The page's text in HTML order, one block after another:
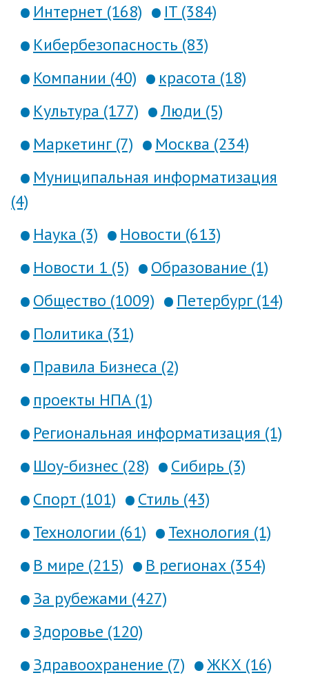
Интернет (168)
IT (384)
Кибербезопасность (83)
Компании (40)
красота (18)
Культура (177)
Люди (5)
Маркетинг (7)
Москва (234)
Муниципальная информатизация
(4)
Наука (3)
Новости (613)
Новости 1 (5)
Образование (1)
Общество (1009)
Петербург (14)
Политика (31)
Правила Бизнеса (2)
проекты НПА (1)
Региональная информатизация (1)
Шоу-бизнес (28)
Сибирь (3)
Спорт (101)
Стиль (43)
Технологии (61)
Технология (1)
В мире (215)
В регионах (354)
За рубежами (427)
Здоровье (120)
Здравоохранение (7)
ЖКХ (16)